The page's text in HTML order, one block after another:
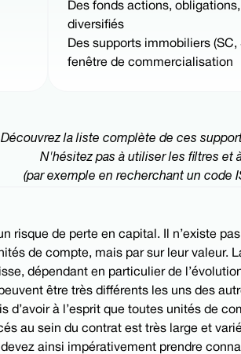
Des fonds actions,
diversifiés
Des supports immobiliers (SC,
fenêtre de commercialisation
Découvrez la liste complète de ces
N'hésitez pas à utiliser les filtres et
(par exemple en recherchant un code
risque de perte en capital. Il n’existe
de compte, mais par sur leur
dépendant en particulier de
être très différents les uns des
d’avoir à l’esprit que toutes unités de
au sein du contrat est très large et
ainsi impérativement prendre